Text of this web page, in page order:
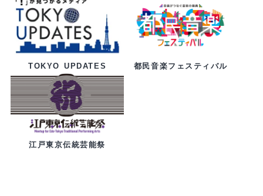
TOKYO UPDATES 都民音楽フェスティバル
江戸東京伝統芸能祭